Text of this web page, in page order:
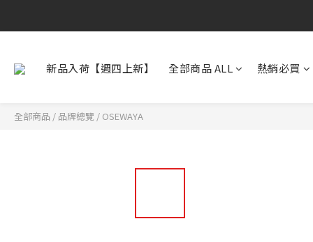
新品入荷【週四上新】 全部商品 ALL 熱銷必買
全部商品 / 品牌總覽 / OSEWAYA